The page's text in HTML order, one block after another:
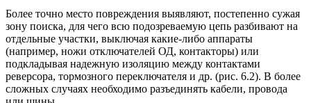
Более точно место повреждения выявляют, постепенно сужая
зону поиска, для чего всю подозреваемую цепь разбивают на
отдельные участки, выключая какие-либо аппараты
(например, ножи отключателей ОД, контакторы) или
подкладывая надежную изоляцию между контактами
реверсора, тормозного переключателя и др. (рис. 6.2). В более
сложных случаях необходимо разъединять кабели, провода